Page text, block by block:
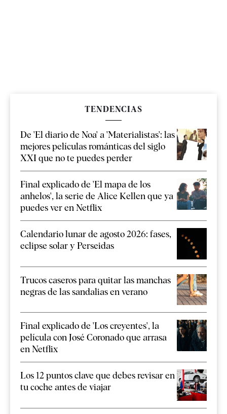
TENDENCIAS
De 'El diario de Noa' a 'Materialistas': las
mejores películas románticas del siglo
XXI que no te puedes perder
Final explicado de 'El mapa de los
anhelos', la serie de Alice Kellen que ya
puedes ver en Netflix
Calendario lunar de agosto 2026: fases,
eclipse solar y Perseidas
Trucos caseros para quitar las manchas
negras de las sandalias en verano
Final explicado de 'Los creyentes', la
película con José Coronado que arrasa
en Netflix
Los 12 puntos clave que debes revisar en
tu coche antes de viajar